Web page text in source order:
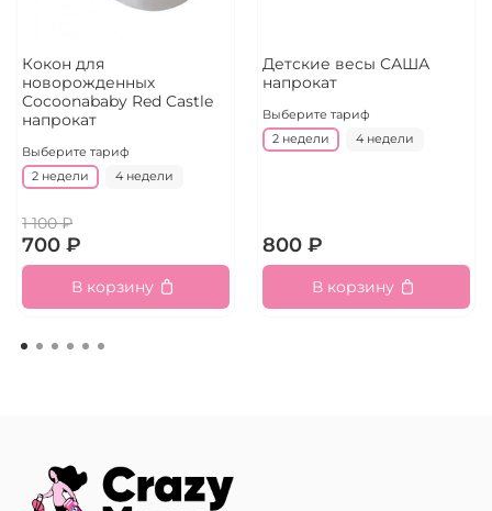
Кокон для
новорожденных
Cocoonababy Red Castle
напрокат
Выберите тариф
2 недели
4 недели
1 100 ₽
700 ₽
В корзину
Детские весы САША
напрокат
Выберите тариф
2 недели
4 недели
800 ₽
В корзину